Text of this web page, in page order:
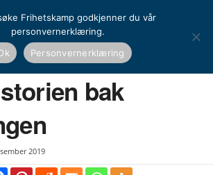
historie FILM: Historien bak julefeiringen
bak
2019
Frihetskamp godkjenner du vår
personvernerklæring.
Personvernerklæring